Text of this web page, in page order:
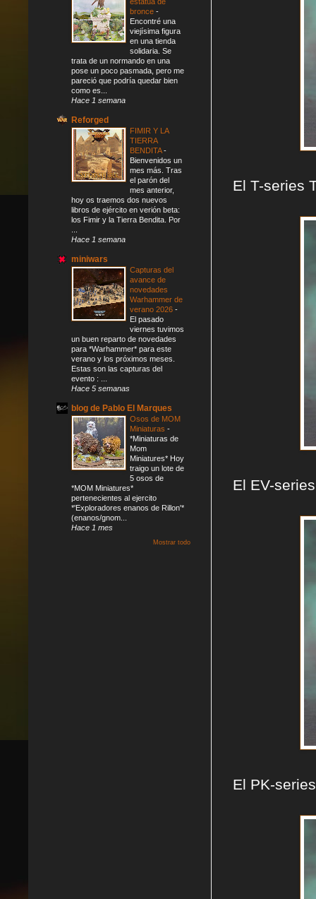
El T-series
El EV-
El PK-
bronce -
Encontré una
viejísima figura
en una tienda
solidaria. Se
trata de un normando en una
pose un poco pasmada, pero me
pareció que podría quedar bien
como es...
Hace 1 semana
Reforged
FIMIR Y LA
TIERRA
BENDITA-
Bienvenidos un
mes más. Tras
el parón del
mes anterior,
hoy os traemos dos nuevos
libros de ejército en verión beta:
los Fimir y la Tierra Bendita. Por
Hace 1 semana
miniwars
Capturas del
avance de
novedades
Warhammer de
verano 2026 -
El pasado
viernes tuvimos
un buen reparto de novedades
para *Warhammer* para este
verano y los próximos meses.
Estas son las capturas del
evento : ...
Hace 5 semanas
blog de Pablo El Marques
Osos de MOM
Miniaturas -
*Miniaturas de
Mom
Miniatures* Hoy
traigo un lote de
5 osos de
*MOM Miniatures*
pertenecientes al ejercito
*'Exploradores enanos de Rillon'*
(enanos/gnom...
Hace 1 mes
Mostrar todo